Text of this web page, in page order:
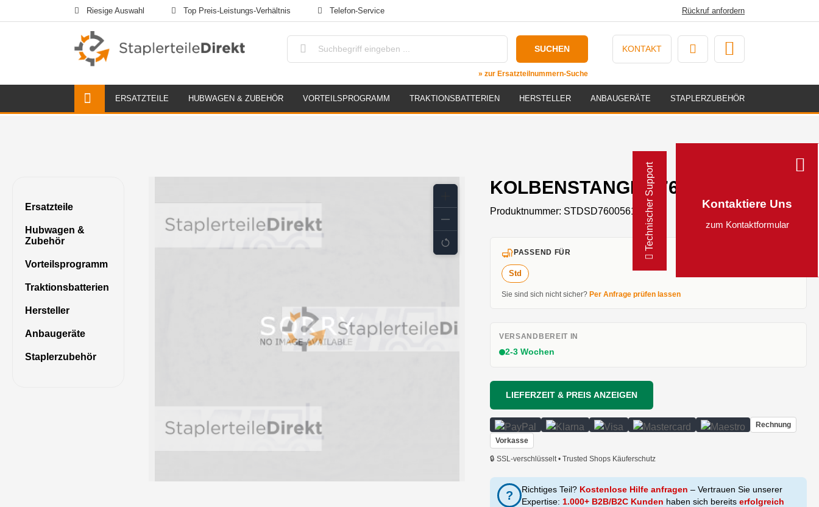
Riesige Auswahl Top Preis-Leistungs-Verhältnis Telefon-Service Rückruf anfordern
Technischer Support Kontaktiere Uns
zum Kontaktformular
SUCHEN
» zur Ersatzteilnummern-Suche
KONTAKT
ERSATZTEILE HUBWAGEN & ZUBEHÖR VORTEILSPROGRAMM TRAKTIONSBATTERIEN HERSTELLER ANBAUGERÄTE STAPLERZUBEHÖR
Ersatzteile
Hubwagen &
Zubehör
Vorteilsprogramm
Traktionsbatterien
Hersteller
Anbaugeräte
Staplerzubehör
KOLBENSTANGE - 7600561
Produktnummer: STDSD7600561
PASSEND FÜR
Std
Sie sind sich nicht sicher? Per Anfrage prüfen lassen
VERSANDBEREIT IN
2-3 Wochen
LIEFERZEIT & PREIS ANZEIGEN
Rechnung
Vorkasse
🔒 SSL-verschlüsselt • Trusted Shops Käuferschutz
? Richtiges Teil? Kostenlose Hilfe anfragen – Vertrauen Sie unserer
Expertise: 1.000+ B2B/B2C Kunden haben sich bereits erfolgreich